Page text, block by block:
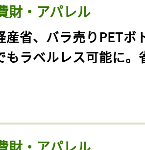
財・アパレル
産省、バラ売りPETボ
もラベルレス可能に。